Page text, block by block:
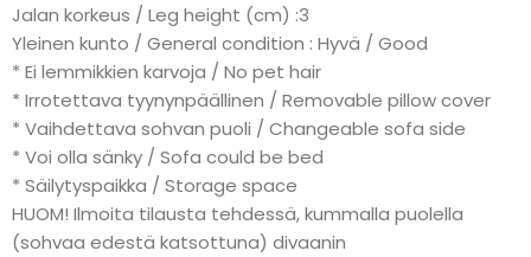
Jalan korkeus / Leg height (cm) :3
Yleinen kunto / General condition : Hyvä / Good
* Ei lemmikkien karvoja / No pet hair
* Irrotettava tyynynpäällinen / Removable pillow cover
* Vaihdettava sohvan puoli / Changeable sofa side
* Voi olla sänky / Sofa could be bed
* Säilytyspaikka / Storage space
HUOM! Ilmoita tilausta tehdessä, kummalla puolella
(sohvaa edestä katsottuna) divaanin